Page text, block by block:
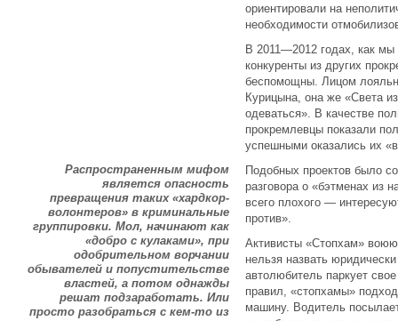
ориентировали на
необходимости
В 2011—2012 годах, как
конкуренты из других
беспомощны. Лицом
Курицына, она же «Света
одеваться». В качестве
прокремлевцы показали
успешными оказались их
Распространенным мифом
является опасность
превращения таких «хардкор-
волонтеров» в криминальные
группировки. Мол, начинают как
«добро с кулаками», при
одобрительном ворчании
обывателей и попустительстве
властей, а потом однажды
решат подзаработать. Или
просто разобраться с кем-то из
Подобных проектов было
разговора о «бэтменах из
всего плохого —
против».
Активисты «Стопхам»
нельзя назвать
автолюбитель паркует
правил, «стопхамы»
машину. Водитель